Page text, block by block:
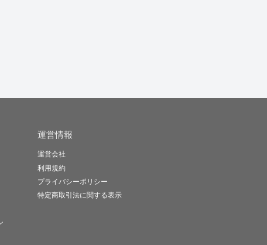
運営情報
運営会社
利用規約
プライバシーポリシー
特定商取引法に関する表示